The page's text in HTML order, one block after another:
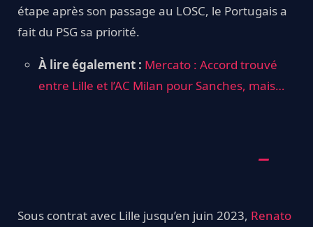
étape après son passage au LOSC, le Portugais a
fait du PSG sa priorité.
À lire également : Mercato : Accord trouvé
entre Lille et l’AC Milan pour Sanches, mais…
Sous contrat avec Lille jusqu’en juin 2023, Renato